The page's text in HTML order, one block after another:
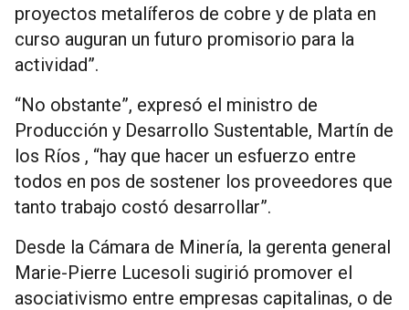
proyectos metalíferos de cobre y de plata en
curso auguran un futuro promisorio para la
actividad”.
“No obstante”, expresó el ministro de
Producción y Desarrollo Sustentable, Martín de
los Ríos , “hay que hacer un esfuerzo entre
todos en pos de sostener los proveedores que
tanto trabajo costó desarrollar”.
Desde la Cámara de Minería, la gerenta general
Marie-Pierre Lucesoli sugirió promover el
asociativismo entre empresas capitalinas, o de